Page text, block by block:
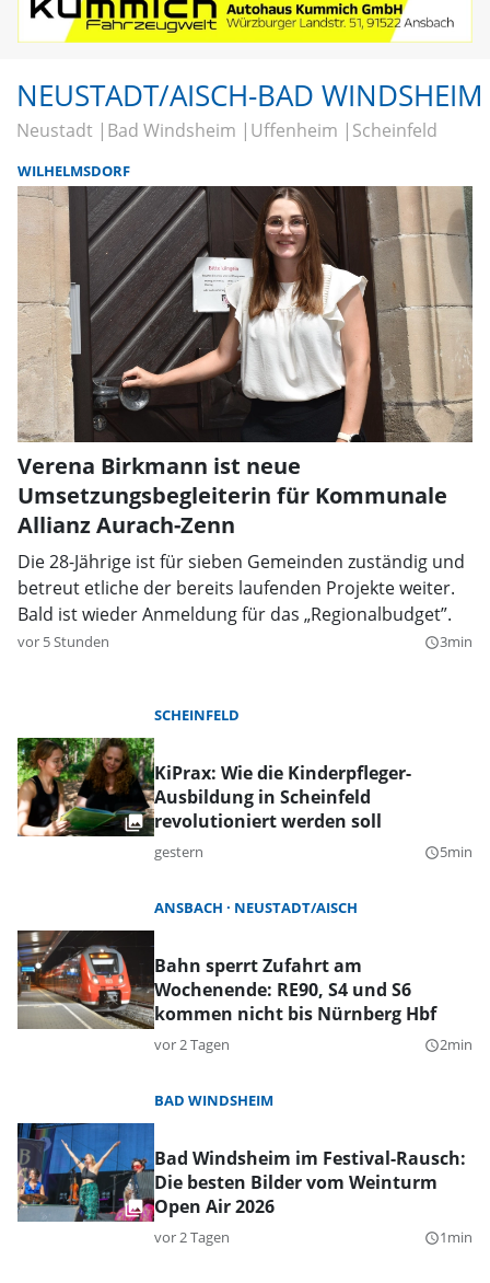
NEUSTADT/AISCH-BAD WINDSHEIM
Neustadt Bad Windsheim Uffenheim Scheinfeld
WILHELMSDORF
Verena Birkmann ist neue
Umsetzungsbegleiterin für Kommunale
Allianz Aurach-Zenn
Die 28-Jährige ist für sieben Gemeinden zuständig und
betreut etliche der bereits laufenden Projekte weiter.
Bald ist wieder Anmeldung für das „Regionalbudget”.
vor 5 Stunden query_builder3min
SCHEINFELD
KiPrax: Wie die Kinderpfleger-
Ausbildung in Scheinfeld
revolutioniert werden soll
gestern query_builder5min
ANSBACH NEUSTADT/AISCH
Bahn sperrt Zufahrt am
Wochenende: RE90, S4 und S6
kommen nicht bis Nürnberg Hbf
vor 2 Tagen query_builder2min
BAD WINDSHEIM
Bad Windsheim im Festival-Rausch:
Die besten Bilder vom Weinturm
Open Air 2026
vor 2 Tagen query_builder1min